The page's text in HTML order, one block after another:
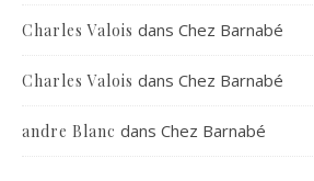
Charles Valois dans Chez Barnabé
Charles Valois dans Chez Barnabé
andre Blanc dans Chez Barnabé